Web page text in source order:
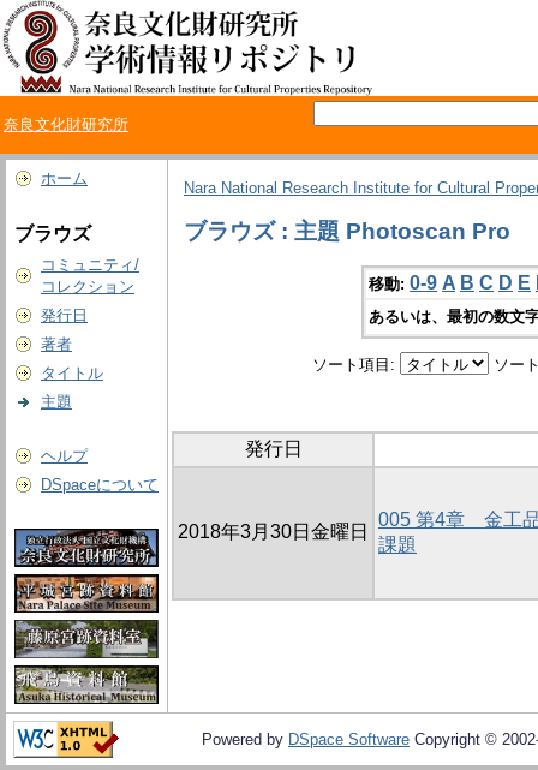
奈良文化財研究所
ホーム
ブラウズ
コミュニティ/
コレクション
発行日
著者
タイトル
主題
ヘルプ
DSpaceについて
Nara National Research Institute for Cultural
ブラウズ : 主題 Photoscan Pro
移動: 0-9 A B C D E
あるいは、最初の数文
ソート項目: ソー
発行日
2018年3月30日金曜日
005 第4章 金工
課題
Powered by DSpace Software Copyright ©